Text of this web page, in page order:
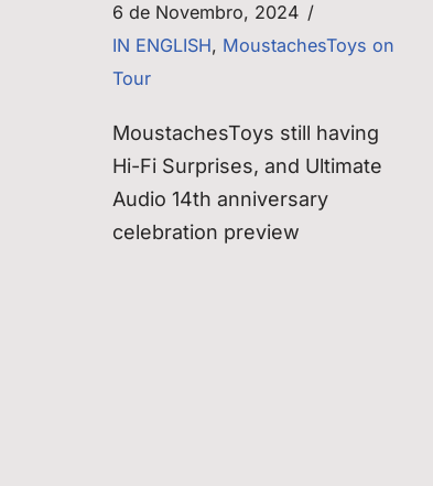
6 de Novembro, 2024
IN ENGLISH, MoustachesToys on
Tour
MoustachesToys still having
Hi-Fi Surprises, and Ultimate
Audio 14th anniversary
celebration preview